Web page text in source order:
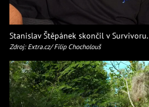
Stanislav Štěpánek skončil v Survivoru.
Zdroj: Extra.cz/ Filip Chocholouš